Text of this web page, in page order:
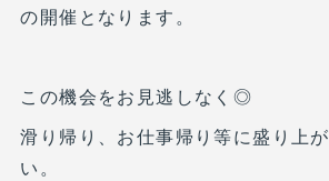
の開催となります。
この機会をお見逃しなく◎
滑り帰り、お仕事帰り等に盛り上
い。